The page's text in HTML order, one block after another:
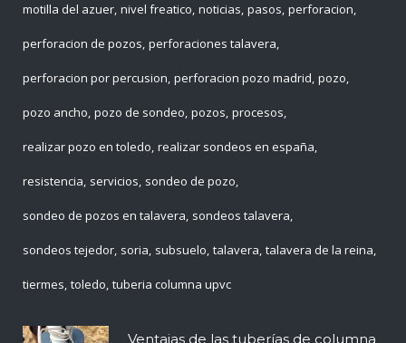
motilla del azuer nivel freatico noticias pasos perforacion
perforacion de pozos perforaciones talavera
perforacion por percusion perforacion pozo madrid pozo
pozo ancho pozo de sondeo pozos procesos
realizar pozo en toledo realizar sondeos en españa
resistencia servicios sondeo de pozo
sondeo de pozos en talavera sondeos talavera
sondeos tejedor soria subsuelo talavera talavera de la reina
tiermes toledo tuberia columna upvc
Ventajas de las tuberías de columna